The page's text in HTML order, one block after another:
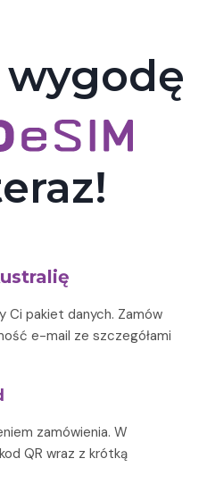
wygodę
Ci pakiet danych. Zamów
e-mail ze szczegółami
zamówienia. W
QR wraz z krótką